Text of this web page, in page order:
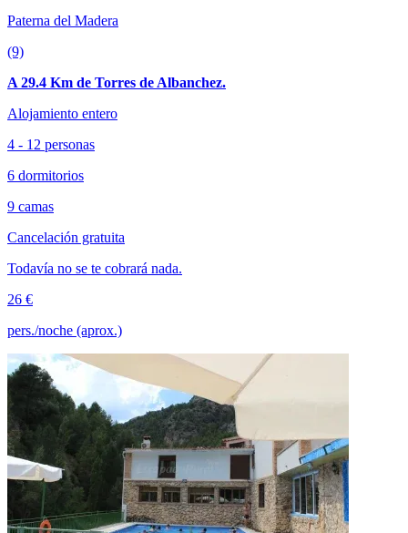
Paterna del Madera
(9)
A 29.4 Km de Torres de Albanchez.
Alojamiento entero
4 - 12 personas
6 dormitorios
9 camas
Cancelación gratuita
Todavía no se te cobrará nada.
26 €
pers./noche (aprox.)